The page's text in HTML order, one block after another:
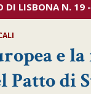
DI LISBONAN. 19
e
Patto di